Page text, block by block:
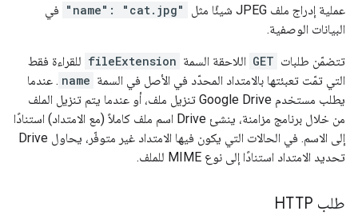
عملية إدراج ملف JPEG شيئًا مثل
"name": "cat.jpg" في
البيانات الوصفية.
تتضمّن طلبات GET اللاحقة السمة fileExtension للقراءة فقط
التي تمّت تعبئتها بالامتداد المحدّد في الأصل في السمة name . عندما
يطلب مستخدم Google Drive تنزيل ملف، أو عندما يتم تنزيل الملف
من خلال برنامج مزامنة، ينشئ Drive اسم ملف كاملاً (مع الامتداد) استنادًا
إلى الاسم. في الحالات التي يكون فيها الامتداد غير متوفّر، يحاول Drive
تحديد الامتداد استنادًا إلى نوع MIME للملف.
طلب HTTP